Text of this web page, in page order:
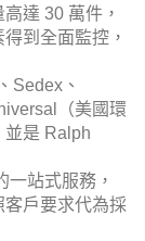
達 30 萬件，
到全面監控，
Sedex、
（美國環
並是 Ralph
一站式服務，
戶要求代為採